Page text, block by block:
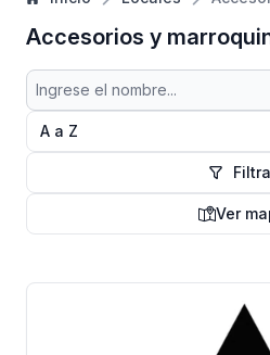
Accesorios y
Buscar
Ver